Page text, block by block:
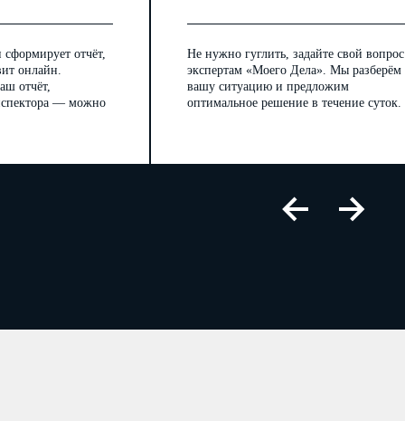
сформирует отчёт,
онлайн.
отчёт,
— можно
Не нужно гуглить, задайте свой вопрос
экспертам «Моего Дела». Мы разберём
вашу ситуацию и предложим
оптимальное решение в течение суток.